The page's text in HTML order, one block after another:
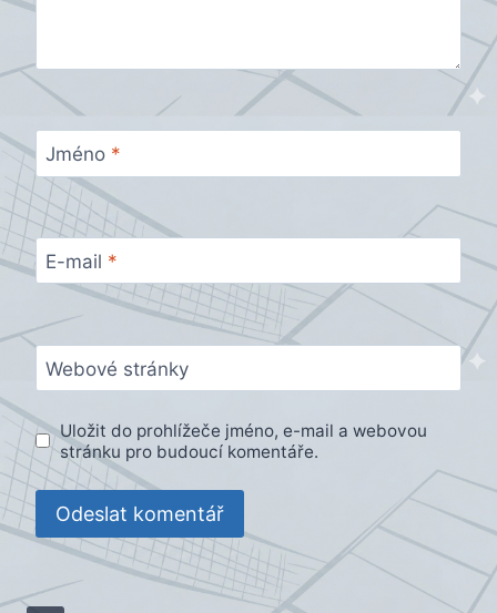
Jméno *
E-mail *
Webové stránky
Uložit do prohlížeče jméno, e-mail a webovou
stránku pro budoucí komentáře.